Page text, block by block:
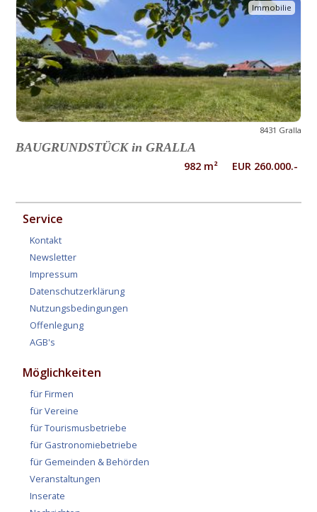
Immobilie
8431 Gralla
BAUGRUNDSTÜCK in GRALLA
982 m² EUR 260.000.-
Service
Kontakt
Newsletter
Impressum
Datenschutzerklärung
Nutzungsbedingungen
Offenlegung
AGB's
Möglichkeiten
für Firmen
für Vereine
für Tourismusbetriebe
für Gastronomiebetriebe
für Gemeinden & Behörden
Veranstaltungen
Inserate